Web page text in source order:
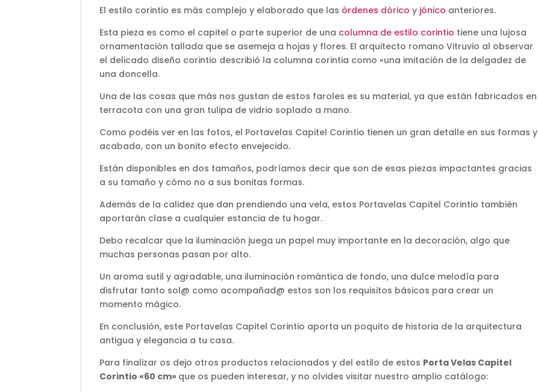
El estilo corintio es más complejo y elaborado que las órdenes dórico y jónico anteriores.
Esta pieza es como el capitel o parte superior de una columna de estilo corintio tiene una lujosa
ornamentación tallada que se asemeja a hojas y flores. El arquitecto romano Vitruvio al observar
el delicado diseño corintio describió la columna corintia como «una imitación de la delgadez de
una doncella.
Una de las cosas que más nos gustan de estos faroles es su material, ya que están fabricados en
terracota con una gran tulipa de vidrio soplado a mano.
Como podéis ver en las fotos, el Portavelas Capitel Corintio tienen un gran detalle en sus formas y
acabado, con un bonito efecto envejecido.
Están disponibles en dos tamaños, podríamos decir que son de esas piezas impactantes gracias
a su tamaño y cómo no a sus bonitas formas.
Además de la calidez que dan prendiendo una vela, estos Portavelas Capitel Corintio también
aportarán clase a cualquier estancia de tu hogar.
Debo recalcar que la iluminación juega un papel muy importante en la decoración, algo que
muchas personas pasan por alto.
Un aroma sutil y agradable, una iluminación romántica de fondo, una dulce melodía para
disfrutar tanto sol@ como acompañad@ estos son los requisitos básicos para crear un
momento mágico.
En conclusión, este Portavelas Capitel Corintio aporta un poquito de historia de la arquitectura
antigua y elegancia a tu casa.
Para finalizar os dejo otros productos relacionados y del estilo de estos Porta Velas Capitel
Corintio «60 cm» que os pueden interesar, y no olvides visitar nuestro amplio catálogo: